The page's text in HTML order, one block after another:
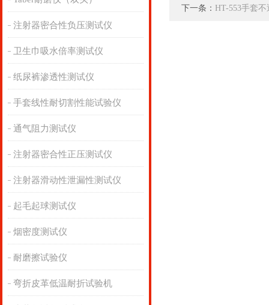
注射器密合性负压测试仪
卫生巾吸水倍率测试仪
纸尿裤渗透性测试仪
手套线性耐切割性能试验仪
通气阻力测试仪
注射器密合性正压测试仪
注射器滑动性泄漏性测试仪
起毛起球测试仪
烟密度测试仪
耐磨擦试验仪
弯折皮革低温耐折试验机
下一条： HT-553手套